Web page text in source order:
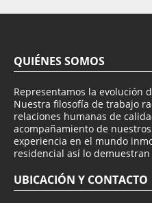
QUIÉNES SOMOS
Representamos la evolución
Nuestra filosofía de trabajo
relaciones humanas de
acompañamiento de
experiencia en el mundo
residencial así lo demuestran
UBICACIÓN Y CONTACTO